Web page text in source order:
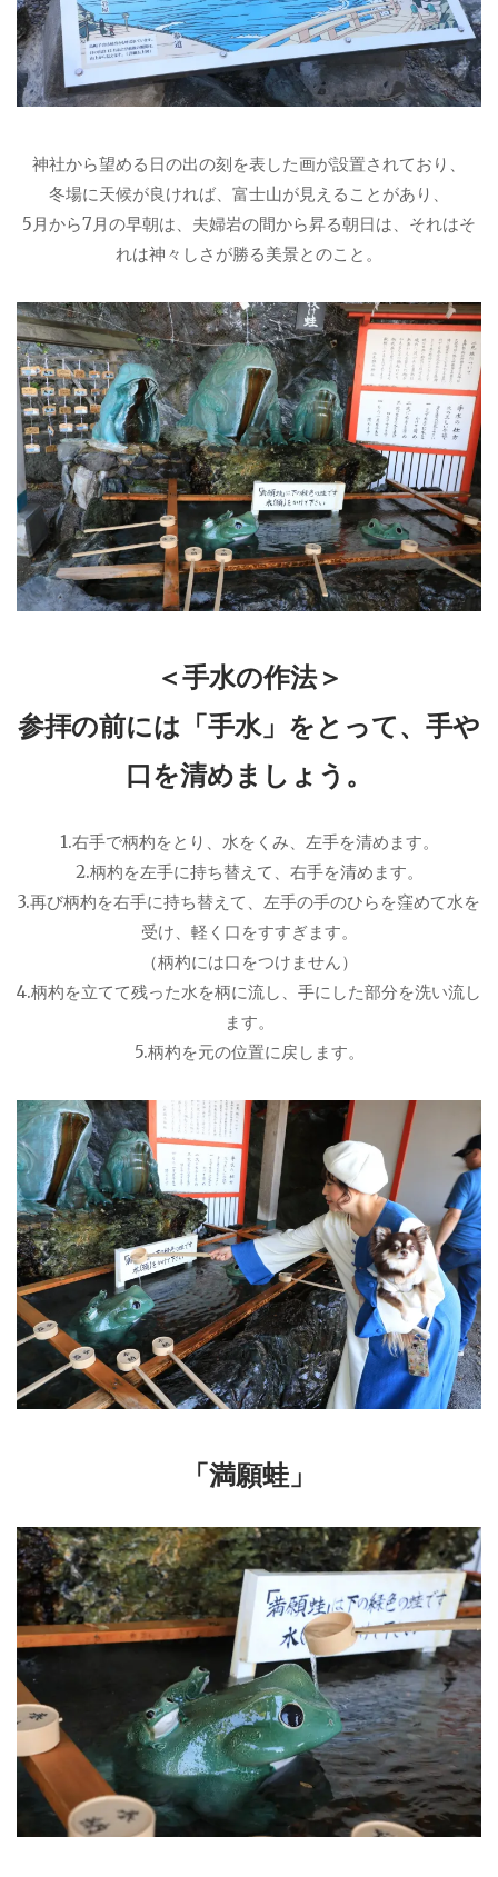
神社から望める日の出の刻を表した画が設置されており、
冬場に天候が良ければ、富士山が見えることがあり、
5月から7月の早朝は、夫婦岩の間から昇る朝日は、それはそ
れは神々しさが勝る美景とのこと。
＜手水の作法＞
参拝の前には「手水」をとって、手や
口を清めましょう。
1.右手で柄杓をとり、水をくみ、左手を清めます。
2.柄杓を左手に持ち替えて、右手を清めます。
3.再び柄杓を右手に持ち替えて、左手の手のひらを窪めて水を
受け、軽く口をすすぎます。
（柄杓には口をつけません）
4.柄杓を立てて残った水を柄に流し、手にした部分を洗い流し
ます。
5.柄杓を元の位置に戻します。
「満願蛙」